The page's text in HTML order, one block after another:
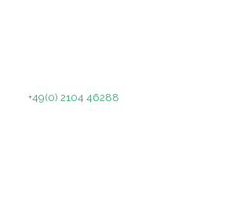
+49(0) 2104 46288